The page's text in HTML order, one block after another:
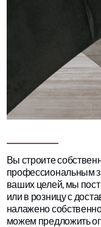
Вы строите
профессиональным
ваших целей, мы
или в розницу с
налажено
можем предложить